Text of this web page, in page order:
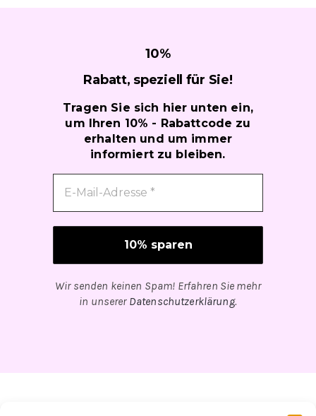
10%
Rabatt, speziell für Sie!
Tragen Sie sich hier unten ein,
um Ihren 10% - Rabattcode zu
erhalten und um immer
informiert zu bleiben.
Wir senden keinen Spam! Erfahren Sie mehr
in unserer Datenschutzerklärung.